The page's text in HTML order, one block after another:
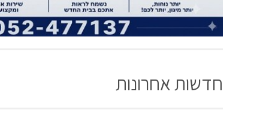
חדשות אחרונות